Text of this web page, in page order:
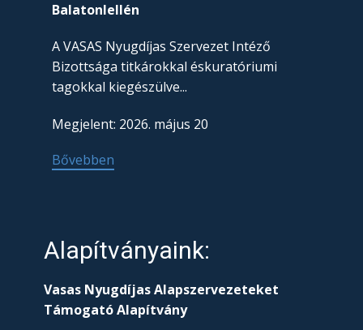
Balatonlellén
A VASAS Nyugdíjas Szervezet Intéző
Bizottsága titkárokkal éskuratóriumi
tagokkal kiegészülve...
Megjelent: 2026. május 20
Bővebben
Alapítványaink:
Vasas Nyugdíjas Alapszervezeteket
Támogató Alapítvány